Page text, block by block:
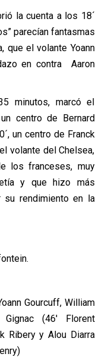
la cuenta a los 18´
parecían fantasmas
que el volante Yoann
en contra Aaron
minutos, marcó el
centro de Bernard
un centro de Franck
volante del Chelsea,
los franceses, muy
y que hizo más
su rendimiento en la
Gourcuff, William
(46′ Florent
Ribery y Alou Diarra